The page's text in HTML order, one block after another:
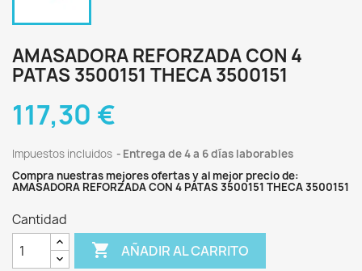
AMASADORA REFORZADA CON 4
PATAS 3500151 THECA 3500151
117,30 €
Impuestos incluidos
Entrega de 4 a 6 días laborables
Compra nuestras mejores ofertas y al mejor precio de:
AMASADORA REFORZADA CON 4 PATAS 3500151 THECA 3500151
Cantidad
 AÑADIR AL CARRITO